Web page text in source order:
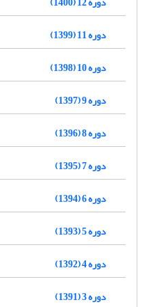
دوره 11 (1399)
دوره 10 (1398)
دوره 9 (1397)
دوره 8 (1396)
دوره 7 (1395)
دوره 6 (1394)
دوره 5 (1393)
دوره 4 (1392)
دوره 3 (1391)